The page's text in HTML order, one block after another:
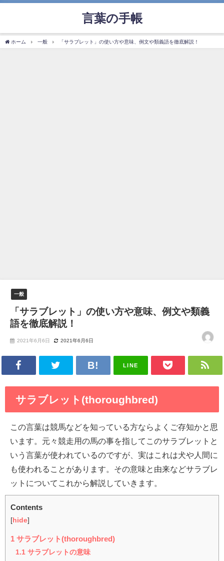
言葉の手帳
ホーム 一般 「サラブレット」の使い方や意味、例文や類義語を徹底解説！
一般
「サラブレット」の使い方や意味、例文や類義
語を徹底解説！
2021年6月6日 2021年6月6日
LINE
サラブレット(thoroughbred)
この言葉は競馬などを知っている方ならよくご存知かと思
います。元々競走用の馬の事を指してこのサラブレットと
いう言葉が使われているのですが、実はこれは犬や人間に
も使われることがあります。その意味と由来などサラブレ
ットについてこれから解説していきます。
Contents
[ hide]
1 サラブレット(thoroughbred)
1.1 サラブレットの意味